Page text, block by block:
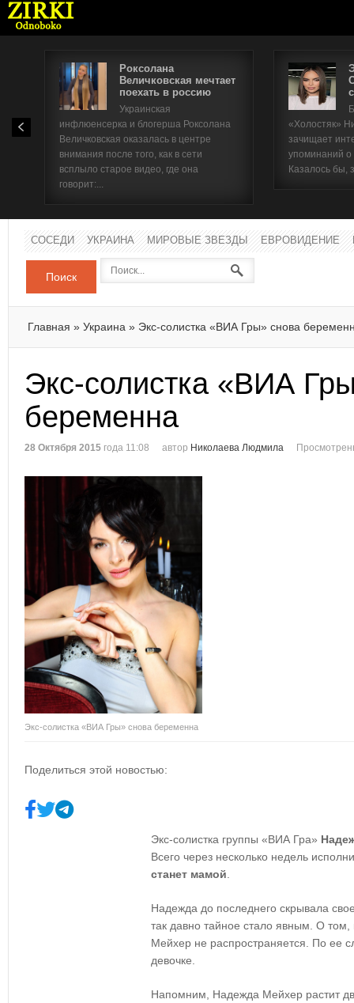
Роксолана
Величковская мечтает
поехать в россию
Украинская
инфлюенсерка и блогерша Роксолана
Величковская оказалась в центре
внимания после того, как в сети
всплыло старое видео, где она
говорит:...
«Холостяк»
зачищает
упоминаний
Казалось бы,
СОСЕДИ УКРАИНА МИРОВЫЕ ЗВЕЗДЫ ЕВРОВИДЕНИЕ
Поиск
Главная » Украина » Экс-солистка «ВИА Гры» снова
Экс-солистка «ВИА
беременна
28 Октября 2015 года 11:08 автор Николаева Людмила
Экс-солистка «ВИА Гры» снова беременна
Поделиться этой новостью:
Экс-солистка группы «ВИА Гра»
Всего через несколько недель
станет мамой
Надежда до последнего скрывала
так давно тайное стало явным. О
Мейхер не распространяется. По ее
девочке.
Напомним, Надежда Мейхер растит
Имя